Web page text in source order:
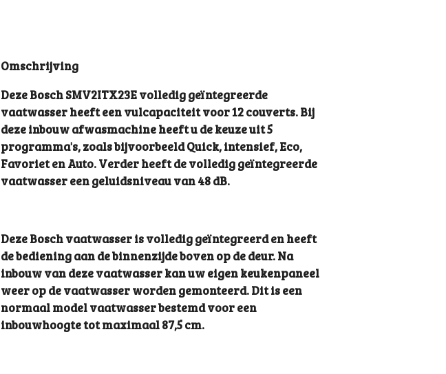
Omschrijving
Deze Bosch SMV2ITX23E volledig geïntegreerde
vaatwasser heeft een vulcapaciteit voor 12 couverts. Bij
deze inbouw afwasmachine heeft u de keuze uit 5
programma's, zoals bijvoorbeeld Quick, intensief, Eco,
Favoriet en Auto. Verder heeft de volledig geïntegreerde
vaatwasser een geluidsniveau van 48 dB.
Deze Bosch vaatwasser is volledig geïntegreerd en heeft
de bediening aan de binnenzijde boven op de deur. Na
inbouw van deze vaatwasser kan uw eigen keukenpaneel
weer op de vaatwasser worden gemonteerd. Dit is een
normaal model vaatwasser bestemd voor een
inbouwhoogte tot maximaal 87,5 cm.